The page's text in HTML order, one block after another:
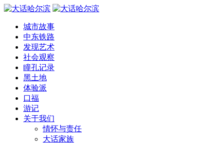
城市故事
中东铁路
发现艺术
社会观察
瞳孔记录
黑土地
体验派
口福
游记
关于我们
情怀与责任
大话家族